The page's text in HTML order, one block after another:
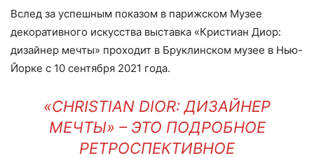
Вслед за успешным показом в парижском Музее
декоративного искусства выставка «Кристиан Диор:
дизайнер мечты» проходит в Бруклинском музее в Нью-
Йорке с 10 сентября 2021 года.
«CHRISTIAN DIOR: ДИЗАЙНЕР
МЕЧТЫ» – ЭТО ПОДРОБНОЕ
РЕТРОСПЕКТИВНОЕ